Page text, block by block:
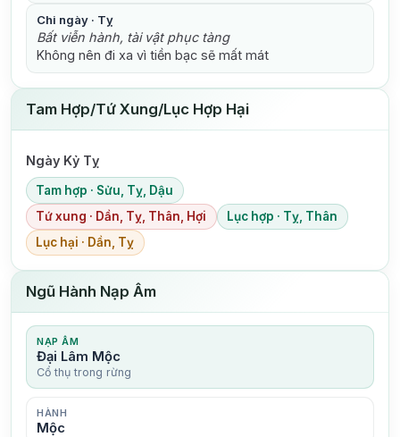
Chi ngày · Tỵ
Bất viễn hành, tài vật phục tàng
Không nên đi xa vì tiền bạc sẽ mất mát
Tam Hợp/Tứ Xung/Lục Hợp Hại
Ngày Kỷ Tỵ
Tam hợp · Sửu, Tỵ, Dậu
Tứ xung · Dần, Tỵ, Thân, Hợi
Lục hợp · Tỵ, Thân
Lục hại · Dần, Tỵ
Ngũ Hành Nạp Âm
NẠP ÂM
Đại Lâm Mộc
Cổ thụ trong rừng
HÀNH
Mộc